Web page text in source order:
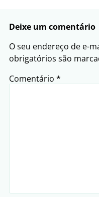
Deixe um comentário
O seu endereço de e-
obrigatórios são
Comentário *